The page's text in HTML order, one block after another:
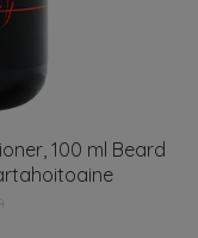
100 ml Beard